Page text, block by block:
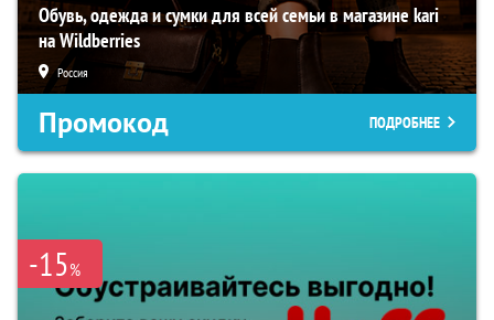
Обувь, одежда и сумки для всей семьи в магазине kari
на Wildberries
Россия
Промокод ПОДРОБНЕЕ
-15%